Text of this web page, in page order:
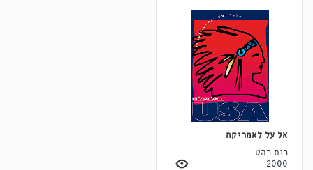
אל על לאמריקה
רות רהט
2000